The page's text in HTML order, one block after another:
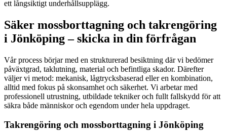
ett långsiktigt underhållsupplägg.
Säker mossborttagning och takrengöring
i Jönköping – skicka in din förfrågan
Vår process börjar med en strukturerad besiktning där vi bedömer
påväxtgrad, taklutning, material och befintliga skador. Därefter
väljer vi metod: mekanisk, lågtrycksbaserad eller en kombination,
alltid med fokus på skonsamhet och säkerhet. Vi arbetar med
professionell utrustning, utbildade tekniker och fullt fallskydd för att
säkra både människor och egendom under hela uppdraget.
Takrengöring och mossborttagning i Jönköping